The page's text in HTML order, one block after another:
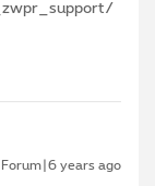
years ago